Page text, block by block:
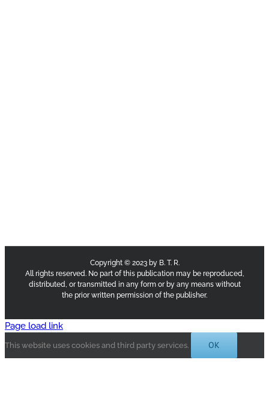
Copyright © 2023 by B. T. R.
All rights reserved. No part of this publication may be reproduced,
distributed, or transmitted in any form or by any means without
the prior written permission of the publisher.
Page load link
This website uses cookies and third party services. OK